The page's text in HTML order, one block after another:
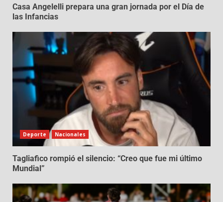
Casa Angelelli prepara una gran jornada por el Día de
las Infancias
Deporte Nacionales
Tagliafico rompió el silencio: “Creo que fue mi último
Mundial”